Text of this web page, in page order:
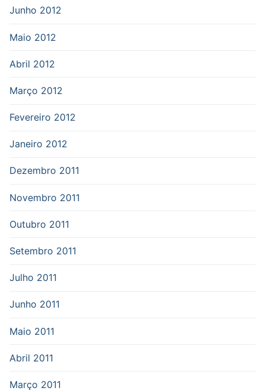
Junho 2012
Maio 2012
Abril 2012
Março 2012
Fevereiro 2012
Janeiro 2012
Dezembro 2011
Novembro 2011
Outubro 2011
Setembro 2011
Julho 2011
Junho 2011
Maio 2011
Abril 2011
Março 2011